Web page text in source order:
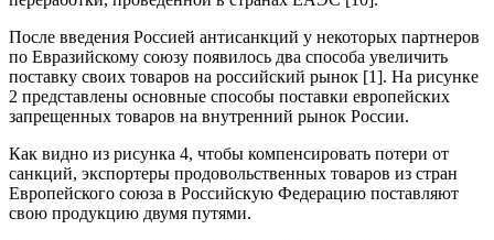
После введения Россией антисанкций у некоторых партнеров
по Евразийскому союзу появилось два способа увеличить
поставку своих товаров на российский рынок [1]. На рисунке
2 представлены основные способы поставки европейских
запрещенных товаров на внутренний рынок России.
Как видно из рисунка 4, чтобы компенсировать потери от
санкций, экспортеры продовольственных товаров из стран
Европейского союза в Российскую Федерацию поставляют
свою продукцию двумя путями.